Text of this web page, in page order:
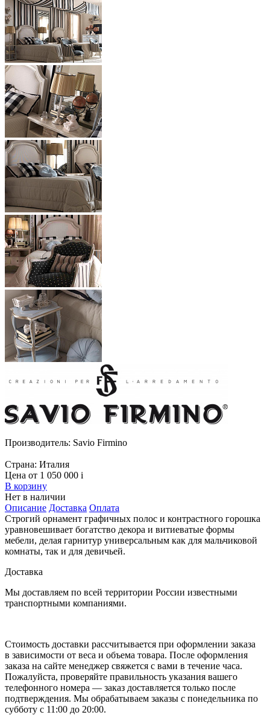
Производитель: Savio Firmino
Страна: Италия
Цена от 1 050 000 i
В корзину
Нет в наличии
Описание Доставка Оплата
Строгий орнамент графичных полос и контрастного горошка
уравновешивает богатство декора и витиеватые формы
мебели, делая гарнитур универсальным как для мальчиковой
комнаты, так и для девичьей.
Доставка
Мы доставляем по всей территории России известными
транспортными компаниями.
Стоимость доставки рассчитывается при оформлении заказа
в зависимости от веса и объема товара. После оформления
заказа на сайте менеджер свяжется с вами в течение часа.
Пожалуйста, проверяйте правильность указания вашего
телефонного номера — заказ доставляется только после
подтверждения. Мы обрабатываем заказы с понедельника по
субботу с 11:00 до 20:00.